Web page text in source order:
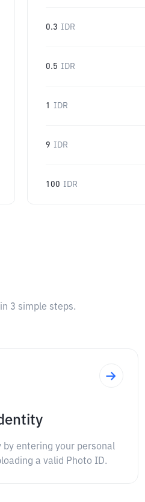
0.3 IDR
0.5 IDR
1 IDR
9 IDR
100 IDR
3 simple steps.
entering your personal
a valid Photo ID.